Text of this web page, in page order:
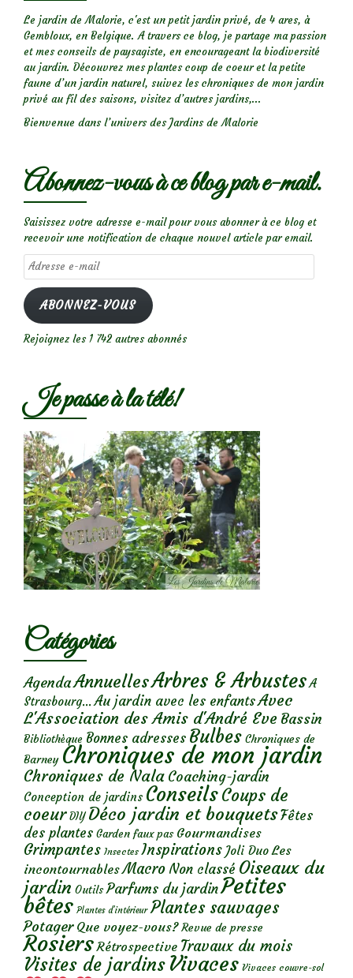
Pink’
Le jardin de Malorie, c'est un petit jardin privé, de 4 ares, à
Gembloux, en Belgique. A travers ce blog, je partage ma passion
et mes conseils de paysagiste, en encourageant la biodiversité
au jardin. Découvrez mes plantes coup de coeur et la petite
faune d’un jardin naturel, suivez les chroniques de mon jardin
privé au fil des saisons, visitez d’autres jardins,...
Bienvenue dans l’univers des Jardins de Malorie
Abonnez-vous à ce blog par e-mail.
Saisissez votre adresse e-mail pour vous abonner à ce blog et
recevoir une notification de chaque nouvel article par email.
Adresse
e-
mail
ABONNEZ-VOUS
Rejoignez les 1 742 autres abonnés
Je passe à la télé!
Catégories
AgendaAnnuellesArbres & Arbustes A
Strasbourg... Au jardin avec les enfantsAvec
L'Association des Amis d'André Eve Bassin
Bibliothèque Bonnes adresses Bulbes Chroniques de
Barney Chroniques de mon jardin
Chroniques de Nala Coaching-jardin
Conception de jardins ConseilsCoups de
coeur DIY Déco jardin et bouquetsFêtes
des plantes Garden faux pas Gourmandises
Grimpantes Insectes Inspirations Joli Duo Les
incontournables Macro Non classé Oiseaux du
jardin Outils Parfums du jardinPetites
bêtes Plantes d’intérieur Plantes sauvages
Potager Que voyez-vous? Revue de presse
Rosiers Rétrospective Travaux du mois
Visites de jardins Vivaces Vivaces couvre-sol